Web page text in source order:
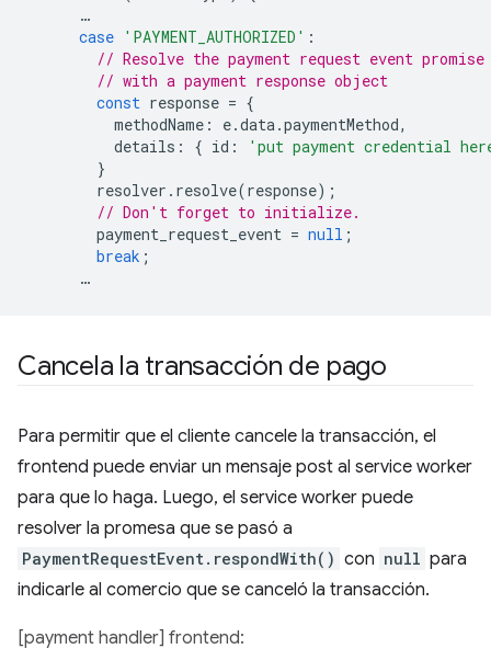
…
case 'PAYMENT_AUTHORIZED' :
// Resolve the payment request event promise
// with a payment response object
const response = {
methodName : e.data.paymentMethod,
details : { id :
'put payment credential
}
resolver . resolve(response);
// Don't forget to initialize.
payment_request_event = null ;
break ;
…
Cancela la transacción de pago
Para permitir que el cliente cancele la transacción, el
frontend puede enviar un mensaje post al service worker
para que lo haga. Luego, el service worker puede
resolver la promesa que se pasó a
PaymentRequestEvent.respondWith() con null para
indicarle al comercio que se canceló la transacción.
[payment handler] frontend: